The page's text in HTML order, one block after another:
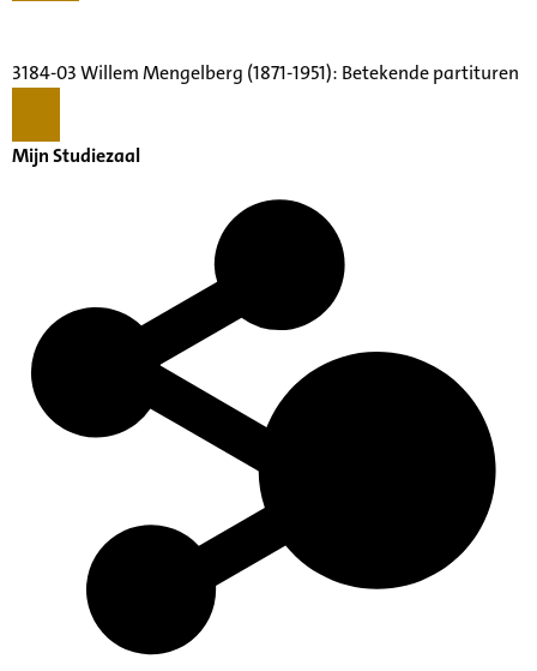
3184-03 Willem Mengelberg (1871-1951): Betekende partituren
Mijn Studiezaal